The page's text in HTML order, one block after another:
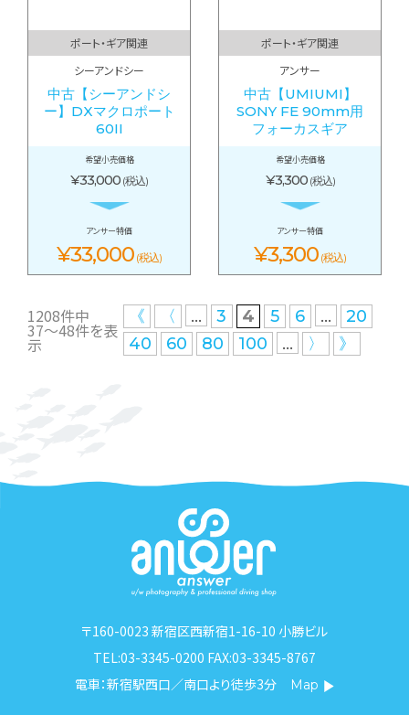
ポート・ギア関連
シーアンドシー
中古【シーアンドシ
ー】DXマクロポート
60II
希望小売価格
¥33,000 (税込)
アンサー特価
¥33,000 (税込)
ポート・ギア関連
アンサー
中古【UMIUMI】
SONY FE 90mm用
フォーカスギア
希望小売価格
¥3,300 (税込)
アンサー特価
¥3,300 (税込)
1208件中
37〜48件を表
示
《 〈 ... 3 4 5 6 ...
20
40
60 80 100 ... 〉 》
〒160-0023 新宿区西新宿1-16-10 小勝ビル
TEL:03-3345-0200 FAX:03-3345-8767
電車：新宿駅西口／南口より徒歩3分
Map